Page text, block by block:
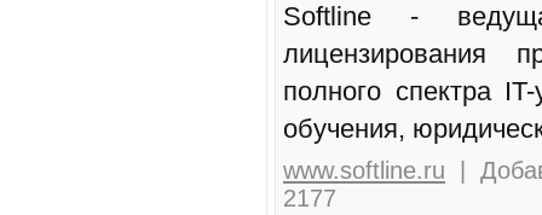
Softline -
лицензирования
полного спектра
обучения,
www.softline.ru |
2177